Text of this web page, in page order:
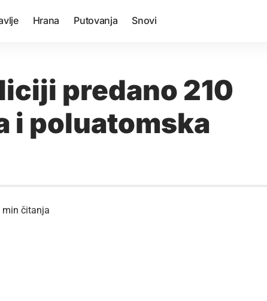
Hrana Putovanja Snovi
predano 210
i poluatomska
min čitanja